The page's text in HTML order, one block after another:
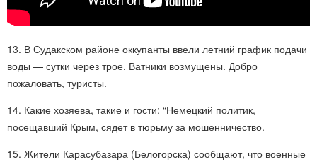
13. В Судакском районе оккупанты ввели летний график подачи
воды — сутки через трое. Ватники возмущены. Добро
пожаловать, туристы.
14. Какие хозяева, такие и гости: “Немецкий политик,
посещавший Крым, сядет в тюрьму за мошенничество.
15. Жители Карасубазара (Белогорска) сообщают, что военные